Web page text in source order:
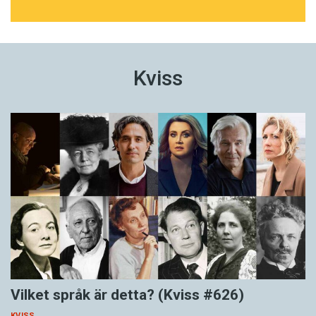
Kviss
Vilket språk är detta? (Kviss #626)